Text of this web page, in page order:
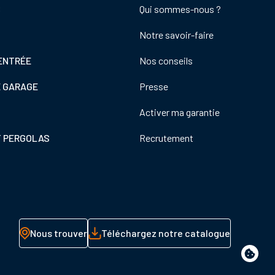
GARAGE
PERGOLAS
Footer
de
Qui sommes-nous ?
Notre savoir-faire
Nos conseils
Presse
Activer ma garantie
Recrutement
Nous trouver Téléchargez notre catalogue